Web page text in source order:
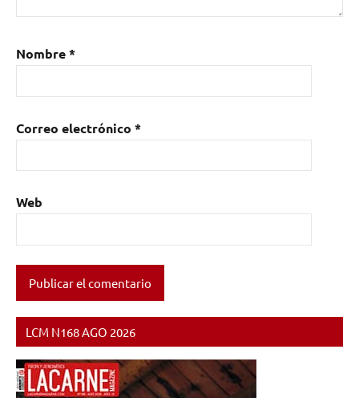
Nombre*
Correo electrónico *
Web
LCM N168 AGO 2026